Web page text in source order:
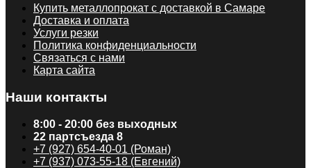
Купить металлопрокат с доставкой в Самаре
Доставка и оплата
Услуги резки
Политика конфиденциальности
Связаться с нами
Карта сайта
Наши контакты
8:00 - 20:00 без выходных
22 партсъезда 8
+7 (927) 654-40-01 (Роман)
+7 (937) 073-55-18 (Евгений)